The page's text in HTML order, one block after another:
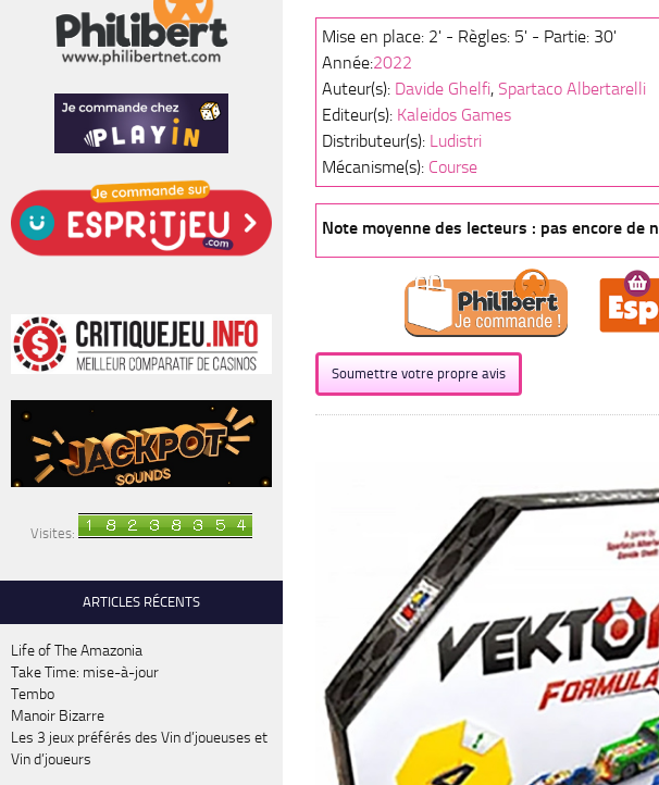
Mise en place: 2' - Règles: 5' - Partie: 30'
Année:2022
Auteur(s): Davide Ghelfi, Spartaco Albertarelli
Editeur(s): Kaleidos Games
Distributeur(s): Ludistri
Mécanisme(s): Course
Note moyenne des lecteurs : pas encore de
Soumettre votre propre avis
Visites:
ARTICLES RÉCENTS
Life of The Amazonia
Take Time: mise-à-jour
Tembo
Manoir Bizarre
Les 3 jeux préférés des Vin d’joueuses et
Vin d’joueurs